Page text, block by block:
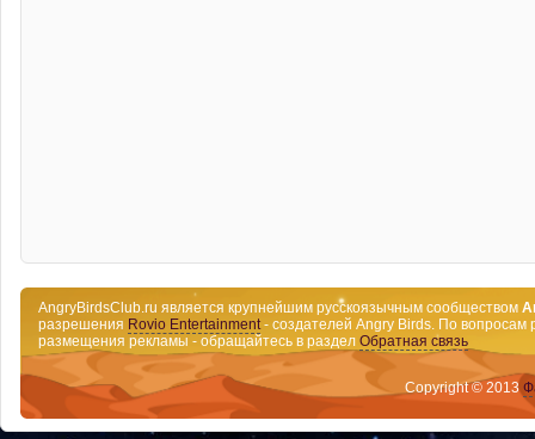
AngryBirdsClub.ru является крупнейшим русскоязычным сообществом
разрешения Rovio Entertainment- создателей Angry Birds. По вопросам
размещения рекламы - обращайтесь в раздел Обратная связь
Copyright © 2013